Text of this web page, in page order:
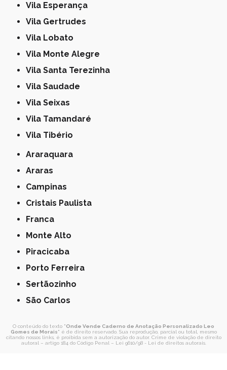
Vila Esperança
Vila Gertrudes
Vila Lobato
Vila Monte Alegre
Vila Santa Terezinha
Vila Saudade
Vila Seixas
Vila Tamandaré
Vila Tibério
Araraquara
Araras
Campinas
Cristais Paulista
Franca
Monte Alto
Piracicaba
Porto Ferreira
Sertãozinho
São Carlos
O conteúdo do texto "Onde Vende Caderno de Anotação Personalizado Leo
Gomes de Morais" é de direito reservado. Sua reprodução, parcial ou total, mesmo
citando nossos links, é proibida sem a autorização do autor. Crime de violação de direito
autoral – artigo 184 do Código Penal – Lei 9610/98 - Lei de direitos autorais.